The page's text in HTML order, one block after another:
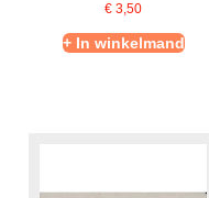
€ 3,50
+ In winkelmand